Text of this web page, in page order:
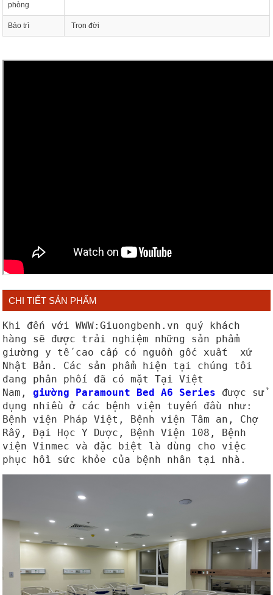
phòng
Bảo trì Trọn đời
CHI TIẾT SẢN PHẨM
Khi đến với WWW:Giuongbenh.vn quý khách
hàng sẽ được trải nghiệm những sản phẩm
giường y tế cao cấp có nguồn gốc xuất xứ
Nhật Bản. Các sản phẩm hiện tại chúng tôi
đang phân phối đã có mặt Tại Việt
Nam,
giường Paramount Bed A6 Series được sử
dụng nhiều ở các bệnh viện tuyến đầu như:
Bệnh viện Pháp Việt, Bệnh viện Tâm an, Chợ
Rẫy, Đại Học Y Dược, Bệnh Viện 108, Bệnh
viện Vinmec và đặc biệt là dùng cho việc
phục hồi sức khỏe của bệnh nhân tại nhà.